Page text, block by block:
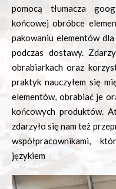
pomocą tłumacza
końcowej obróbce
pakowaniu elementów
podczas dostawy.
obrabiarkach oraz
praktyk nauczyłem się
elementów, obrabiać je
końcowych produktów.
zdarzyło się nam też
współpracownikami,
językiem